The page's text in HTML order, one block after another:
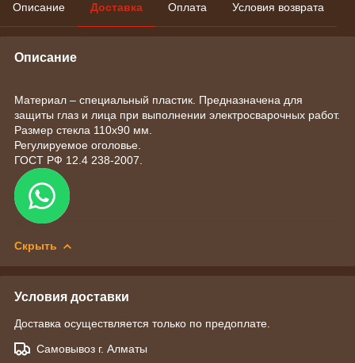
Описание Доставка Оплата Условия возврата
Описание
Материал – специальный пластик. Предназначена для
защиты глаз и лица при выполнении электросварочных работ.
Размер стекла 110х90 мм.
Регулируемое оголовье.
ГОСТ РФ 12.4 238-2007.
Скрыть
Условия доставки
Доставка осуществляется только по предоплате.
Самовывоз г. Алматы